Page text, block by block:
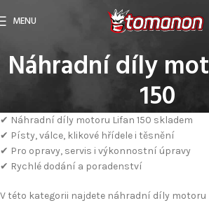
MENU
Náhradní díly
150
✔ Náhradní díly motoru Lifan 150 skladem
✔ Písty, válce, klikové hřídele i těsnění
✔ Pro opravy, servis i výkonnostní úpravy
✔ Rychlé dodání a poradenství
V této kategorii najdete náhradní díly motoru